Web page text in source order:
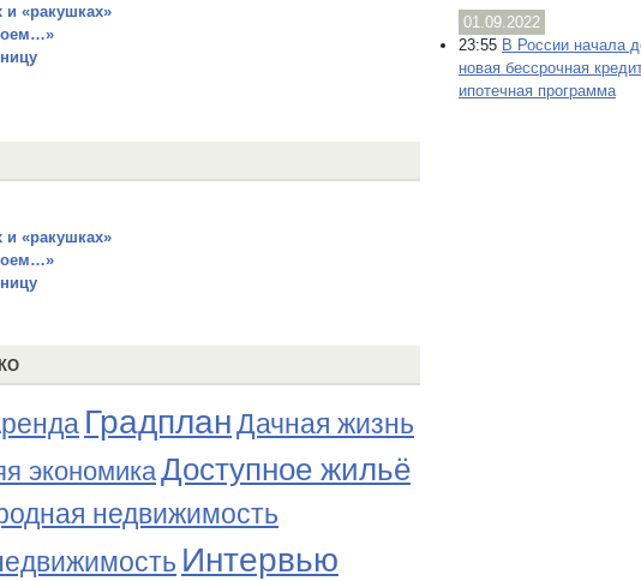
«ракушках»
«ракушках»
ГрадпланДачная жизнь
экономикаДоступное жильё
недвижимость
Интервью
01.09.2022
23:55 В России начала
новая бессрочная
ипотечная программа